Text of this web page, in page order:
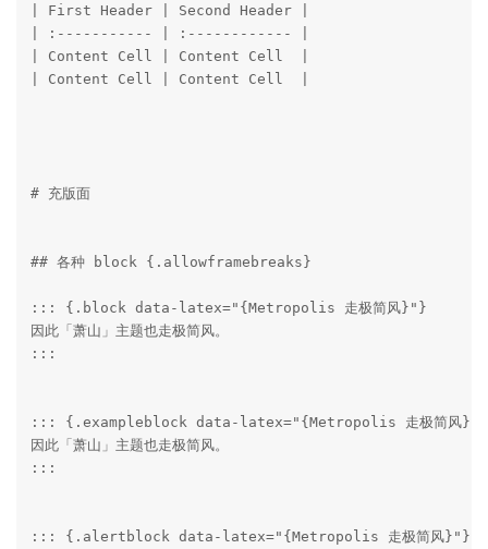
| First Header | Second Header |
| :----------- | :------------ |
| Content Cell | Content Cell  |
| Content Cell | Content Cell  |
# 充版面
## 各种 block {.allowframebreaks}
::: {.block data-latex="{Metropolis 走极简风}"}
因此「萧山」主题也走极简风。
:::
::: {.exampleblock data-latex="{Metropolis 走极简风}"}
因此「萧山」主题也走极简风。
:::
::: {.alertblock data-latex="{Metropolis 走极简风}"}